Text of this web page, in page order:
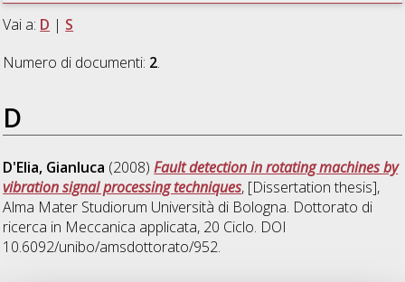
Vai a: D | S
Numero di documenti: 2.
D
D'Elia, Gianluca (2008)Fault detection in rotating machines by
vibration signal processing techniques, [Dissertation thesis],
Alma Mater Studiorum Università di Bologna. Dottorato di
ricerca in Meccanica applicata, 20 Ciclo. DOI
10.6092/unibo/amsdottorato/952.